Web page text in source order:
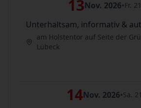
13Nov. 2026•Fr.
Unterhaltsam, informativ &
am Holstentor auf Seite der
Lübeck
14Nov. 2026•Sa.